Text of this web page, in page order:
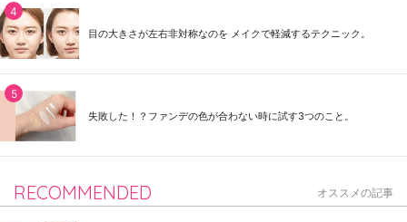
目の大きさが左右非対称なのを メイクで軽減するテクニック。
失敗した！？ファンデの色が合わない時に試す3つのこと。
RECOMMENDED オススメの記事